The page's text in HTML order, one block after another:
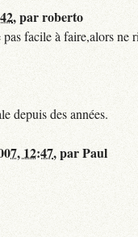
,parroberto
facile à faire,alors ne
depuis des années.
12:47,parPaul